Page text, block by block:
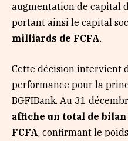
augmentation de capital
portant ainsi le capital
milliards de FCFA.
Cette décision intervient
performance pour la
BGFIBank. Au 31
affiche un total de
FCFA, confirmant le